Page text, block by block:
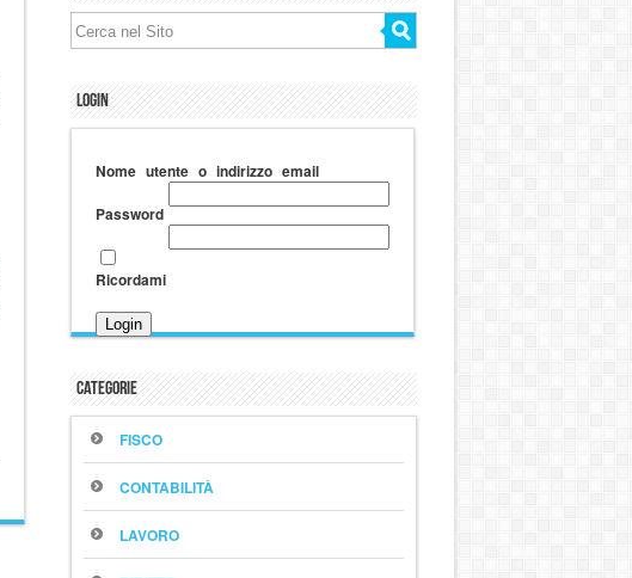
Login
Nome utente o indirizzo email
Password
Ricordami
Categorie
FISCO
CONTABILITÀ
LAVORO